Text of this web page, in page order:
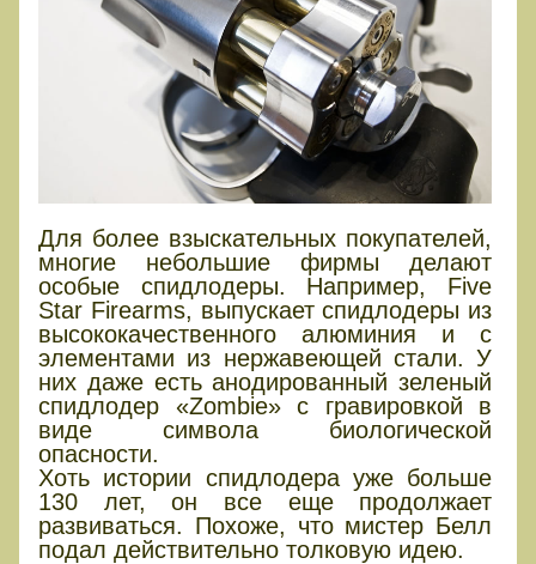
Для более взыскательных покупателей,
многие небольшие фирмы делают
особые спидлодеры. Например, Five
Star Firearms, выпускает спидлодеры из
высококачественного алюминия и с
элементами из нержавеющей стали. У
них даже есть анодированный зеленый
спидлодер «Zombie» с гравировкой в
виде символа биологической
опасности.
Хоть истории спидлодера уже больше
130 лет, он все еще продолжает
развиваться. Похоже, что мистер Белл
подал действительно толковую идею.